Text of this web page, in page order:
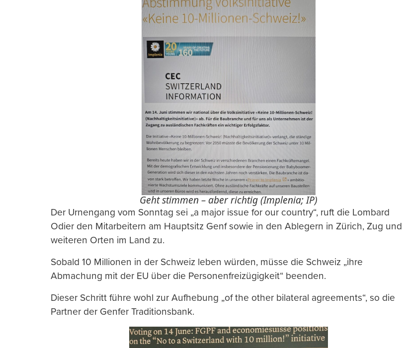
Geht stimmen – aber richtig (Implenia; IP)
Der Urnengang vom Sonntag sei „a major issue for our country“, ruft die Lombard
Odier den Mitarbeitern am Hauptsitz Genf sowie in den Ablegern in Zürich, Zug und
weiteren Orten im Land zu.
Sobald 10 Millionen in der Schweiz leben würden, müsse die Schweiz „ihre
Abmachung mit der EU über die Personenfreizügigkeit“ beenden.
Dieser Schritt führe wohl zur Aufhebung „of the other bilateral agreements“, so die
Partner der Genfer Traditionsbank.